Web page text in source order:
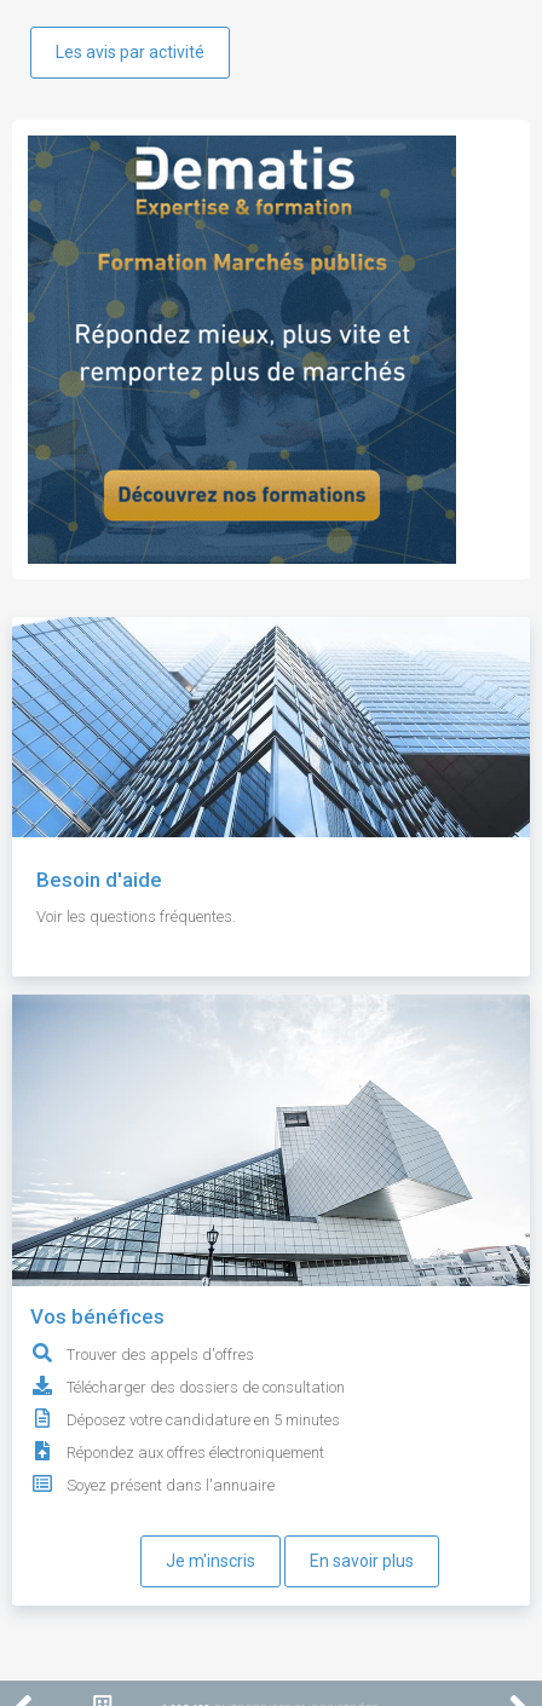
Les avis par activité
Besoin d'aide
Voir les questions fréquentes.
Vos bénéfices
Trouver des appels d'offres
Télécharger des dossiers de consultation
Déposez votre candidature en 5 minutes
Répondez aux offres électroniquement
Soyez présent dans l'annuaire
Je m'inscris En savoir plus